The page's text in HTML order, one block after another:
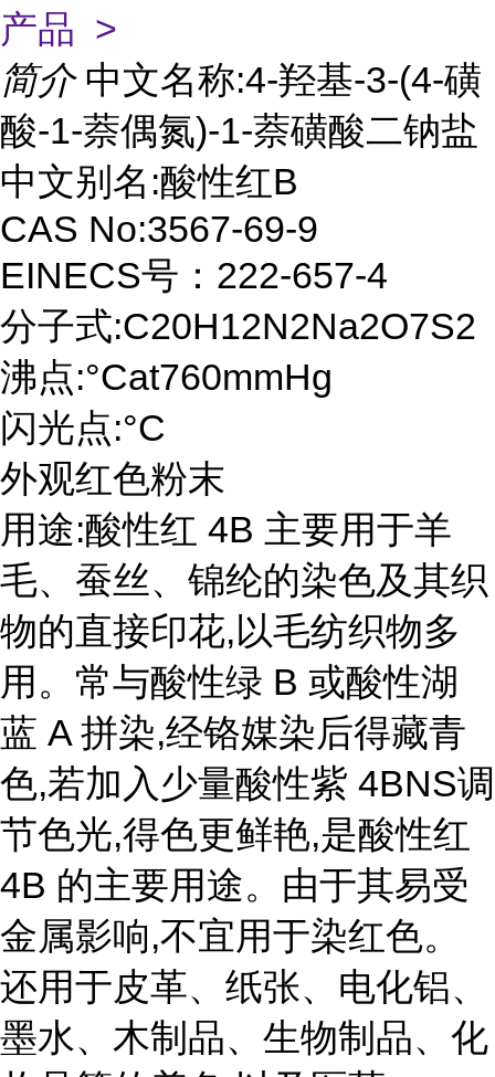
产品 >
简介 中文名称:4-羟基-3-(4-磺
酸-1-萘偶氮)-1-萘磺酸二钠盐
中文别名:酸性红B
CAS No:3567-69-9
EINECS号：222-657-4
分子式:C20H12N2Na2O7S2
沸点:°Cat760mmHg
闪光点:°C
外观红色粉末
用途:酸性红 4B 主要用于羊
毛、蚕丝、锦纶的染色及其织
物的直接印花,以毛纺织物多
用。常与酸性绿 B 或酸性湖
蓝 A 拼染,经铬媒染后得藏青
色,若加入少量酸性紫 4BNS调
节色光,得色更鲜艳,是酸性红
4B 的主要用途。由于其易受
金属影响,不宜用于染红色。
还用于皮革、纸张、电化铝、
墨水、木制品、生物制品、化